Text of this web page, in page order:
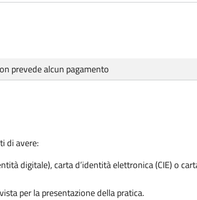
prevede alcun pagamento
di avere:
digitale), carta d’identità elettronica (CIE) o
per la presentazione della pratica.